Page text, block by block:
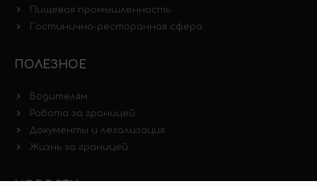
Пищевая промышленность
Гостинично-ресторанная сфера
ПОЛЕЗНОЕ
Водителям
Работа за границей
Документы и легализация
Жизнь за границей